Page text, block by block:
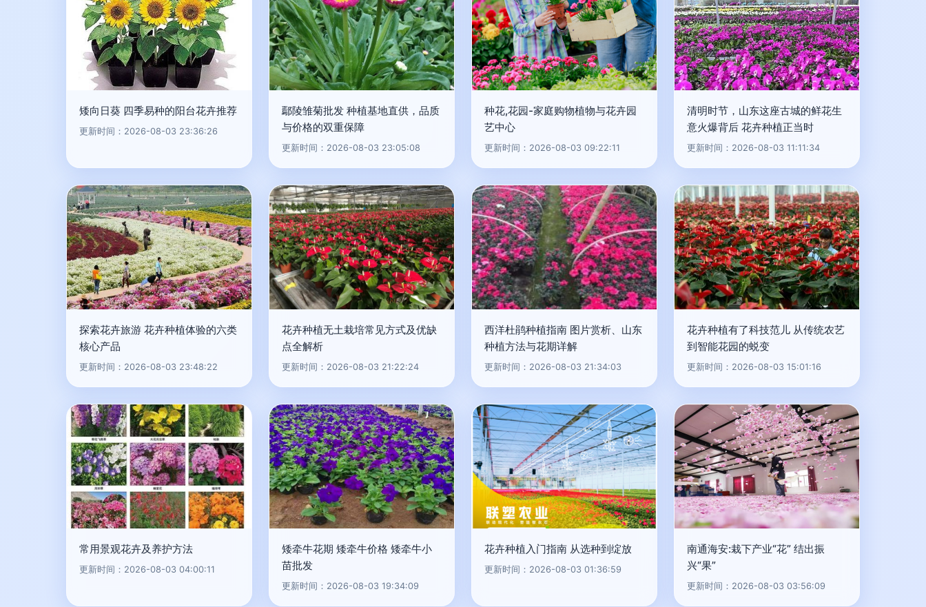
矮向日葵 四季易种的阳台花卉推荐
更新时间：2026-08-03 23:36:26
鄢陵雏菊批发 种植基地直供，品质
与价格的双重保障
更新时间：2026-08-03 23:05:08
种花,花园-家庭购物植物与花卉园
艺中心
更新时间：2026-08-03 09:22:11
清明时节，山东这座古城的鲜花生
意火爆背后 花卉种植正当时
更新时间：2026-08-03 11:11:34
探索花卉旅游 花卉种植体验的六类
核心产品
更新时间：2026-08-03 23:48:22
花卉种植无土栽培常见方式及优缺
点全解析
更新时间：2026-08-03 21:22:24
西洋杜鹃种植指南 图片赏析、山东
种植方法与花期详解
更新时间：2026-08-03 21:34:03
花卉种植有了科技范儿 从传统农艺
到智能花园的蜕变
更新时间：2026-08-03 15:01:16
常用景观花卉及养护方法
更新时间：2026-08-03 04:00:11
矮牵牛花期 矮牵牛价格 矮牵牛小
苗批发
更新时间：2026-08-03 19:34:09
花卉种植入门指南 从选种到绽放
更新时间：2026-08-03 01:36:59
南通海安:栽下产业“花” 结出振
兴“果”
更新时间：2026-08-03 03:56:09